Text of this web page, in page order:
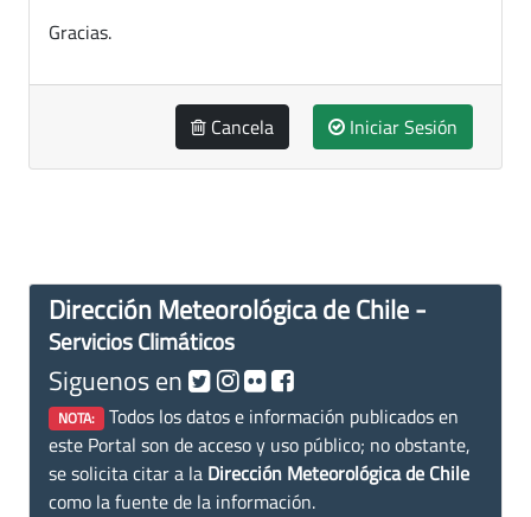
Gracias.
Cancela Iniciar Sesión
Dirección Meteorológica de Chile -
Servicios Climáticos
Siguenos en
NOTA: Todos los datos e información publicados en
este Portal son de acceso y uso público; no obstante,
se solicita citar a la Dirección Meteorológica de Chile
como la fuente de la información.